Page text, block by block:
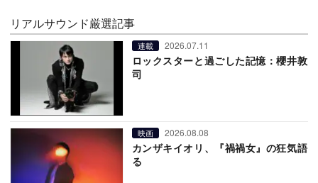
リアルサウンド厳選記事
連載 2026.07.11
ロックスターと過ごした記憶：櫻井敦
司
映画 2026.08.08
カンザキイオリ、『禍禍女』の狂気語
る